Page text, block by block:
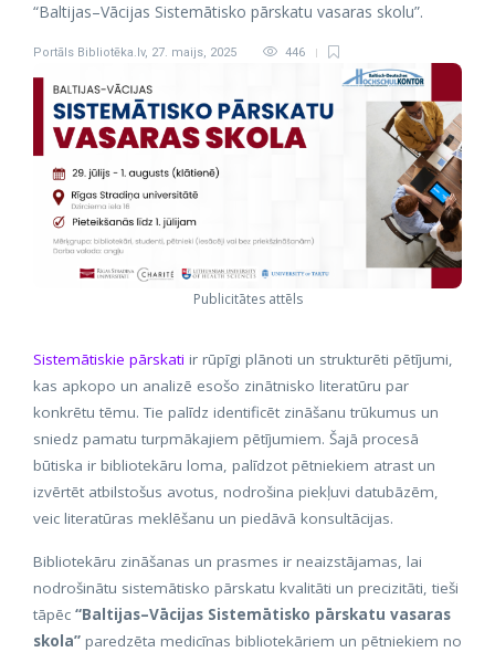
“Baltijas–Vācijas Sistemātisko pārskatu vasaras skolu”.
Portāls Bibliotēka.lv, 27. maijs, 2025 446
Publicitātes attēls
Sistemātiskie pārskati ir rūpīgi plānoti un strukturēti pētījumi,
kas apkopo un analizē esošo zinātnisko literatūru par
konkrētu tēmu. Tie palīdz identificēt zināšanu trūkumus un
sniedz pamatu turpmākajiem pētījumiem. Šajā procesā
būtiska ir bibliotekāru loma, palīdzot pētniekiem atrast un
izvērtēt atbilstošus avotus, nodrošina piekļuvi datubāzēm,
veic literatūras meklēšanu un piedāvā konsultācijas.
Bibliotekāru zināšanas un prasmes ir neaizstājamas, lai
nodrošinātu sistemātisko pārskatu kvalitāti un precizitāti, tieši
tāpēc “Baltijas–Vācijas Sistemātisko pārskatu vasaras
skola” paredzēta medicīnas bibliotekāriem un pētniekiem no